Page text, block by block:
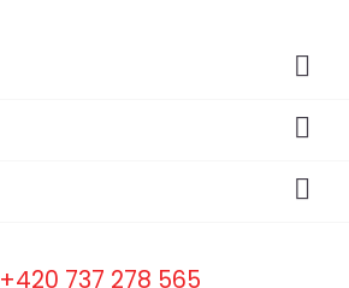



+420 737 278 565